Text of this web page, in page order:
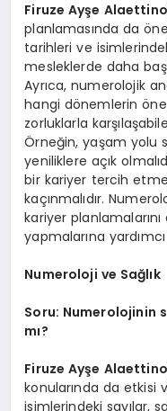
Firuze Ayşe
planlamasında da
tarihleri ve
mesleklerde daha
Ayrıca, numerolojik
hangi dönemlerin
zorluklarla
Örneğin, yaşam yolu
yeniliklere açık
bir kariyer tercih
kaçınmalıdır.
kariyer
yapmalarına
Numeroloji ve Sağlık
Soru: Numerolojinin
mı?
Firuze Ayşe
konularında da etkisi
isimlerindeki sayılar,